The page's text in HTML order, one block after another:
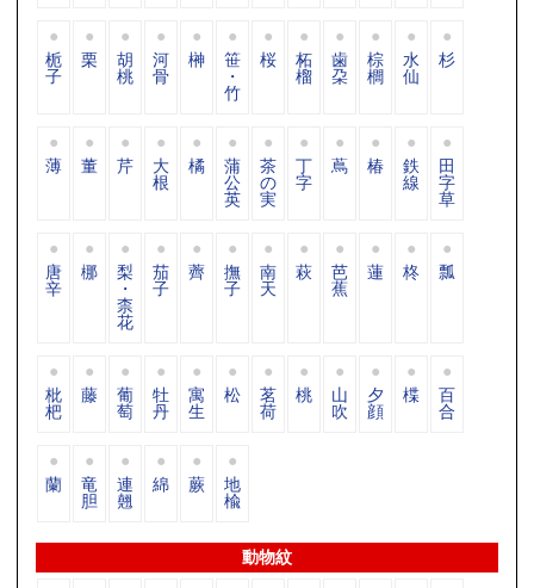
栀
子
栗 胡
桃
河
骨
榊 笹
・
竹
桜 柘
榴
歯
朶
棕
櫚
水
仙
杉
薄 董 芹 大
根
橘 蒲
公
英
茶
の
実
丁
字
蔦 椿 鉄
線
田
字
草
唐
辛
梛 梨
・
柰
花
茄
子
薺 撫
子
南
天
萩 芭
蕉
蓮 柊 瓢
枇
杷
藤 葡
萄
牡
丹
寓
生
松 茗
荷
桃 山
吹
夕
顔
楪 百
合
蘭 竜
胆
連
翹
綿 蕨 地
楡
動物紋